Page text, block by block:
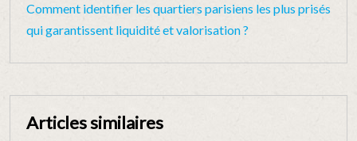
Comment identifier les quartiers parisiens les plus prisés
qui garantissent liquidité et valorisation ?
Articles similaires